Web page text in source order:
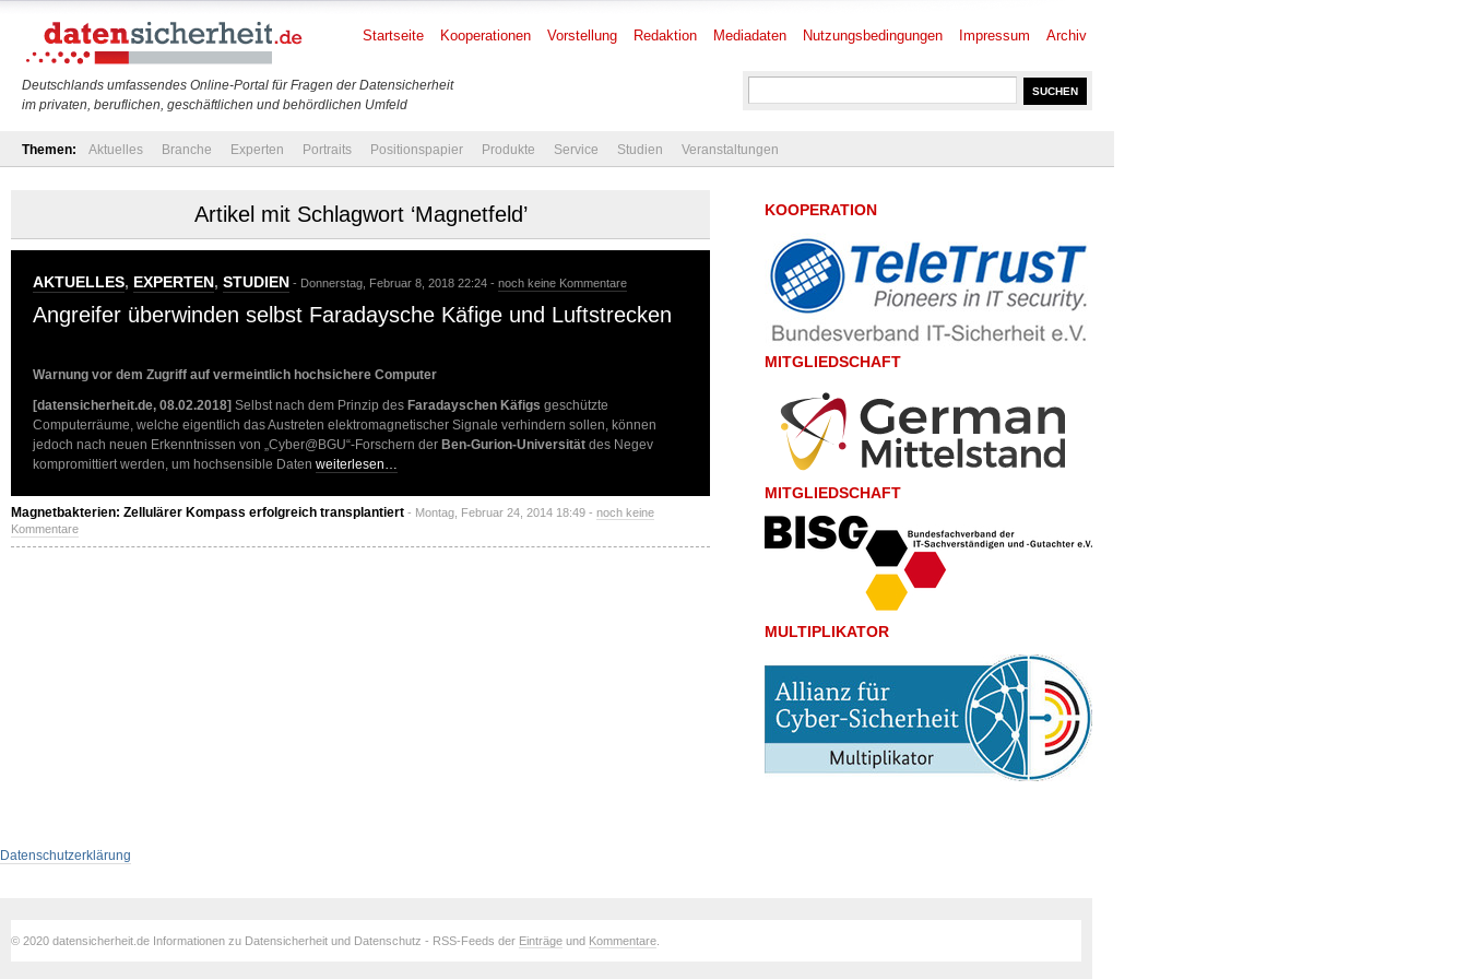
Deutschlands umfassendes Online-Portal für Fragen der Datensicherheit
im privaten, beruflichen, geschäftlichen und behördlichen Umfeld
Startseite Kooperationen Vorstellung Redaktion Mediadaten Nutzungsbedingungen Impressum Archiv
Themen: Aktuelles Branche Experten Portraits Positionspapier Produkte Service Studien Veranstaltungen
Artikel mit Schlagwort ‘Magnetfeld’
AKTUELLES, EXPERTEN, STUDIEN - Donnerstag, Februar 8, 2018 22:24 - noch keine Kommentare
Angreifer überwinden selbst Faradaysche Käfige und Luftstrecken
Warnung vor dem Zugriff auf vermeintlich hochsichere Computer
[datensicherheit.de, 08.02.2018] Selbst nach dem Prinzip des Faradayschen Käfigs geschützte
Computerräume, welche eigentlich das Austreten elektromagnetischer Signale verhindern sollen, können
jedoch nach neuen Erkenntnissen von „Cyber@BGU“-Forschern der Ben-Gurion-Universität des Negev
kompromittiert werden, um hochsensible Daten weiterlesen…
Magnetbakterien: Zellulärer Kompass erfolgreich transplantiert - Montag, Februar 24, 2014 18:49 - noch keine
Kommentare
KOOPERATION
MITGLIEDSCHAFT
MITGLIEDSCHAFT
MULTIPLIKATOR
Datenschutzerklärung
© 2020 datensicherheit.de Informationen zu Datensicherheit und Datenschutz - RSS-Feeds der Einträge und Kommentare